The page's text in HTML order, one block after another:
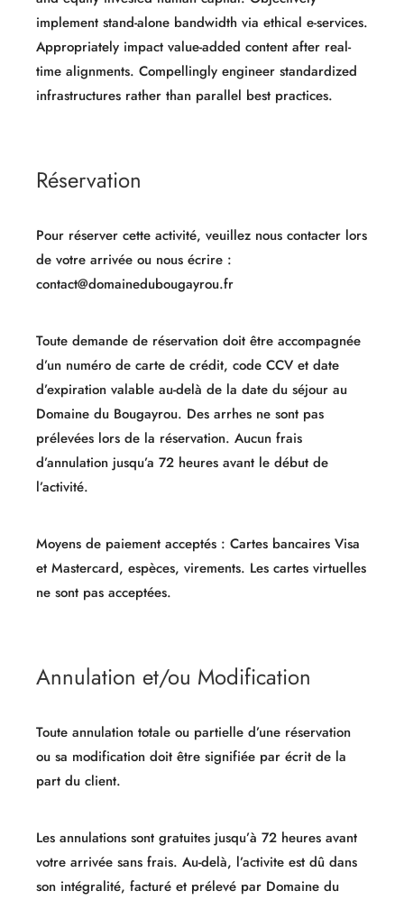
implement stand-alone bandwidth via ethical e-services.
Appropriately impact value-added content after real-
time alignments. Compellingly engineer standardized
infrastructures rather than parallel best practices.
Réservation
Pour réserver cette activité, veuillez nous contacter lors
de votre arrivée ou nous écrire :
contact@domainedubougayrou.fr
Toute demande de réservation doit être accompagnée
d’un numéro de carte de crédit, code CCV et date
d’expiration valable au-delà de la date du séjour au
Domaine du Bougayrou. Des arrhes ne sont pas
prélevées lors de la réservation. Aucun frais
d’annulation jusqu’a 72 heures avant le début de
l’activité.
Moyens de paiement acceptés : Cartes bancaires Visa
et Mastercard, espèces, virements. Les cartes virtuelles
ne sont pas acceptées.
Annulation et/ou Modification
Toute annulation totale ou partielle d’une réservation
ou sa modification doit être signifiée par écrit de la
part du client.
Les annulations sont gratuites jusqu’à 72 heures avant
votre arrivée sans frais. Au-delà, l’activite est dû dans
son intégralité, facturé et prélevé par Domaine du